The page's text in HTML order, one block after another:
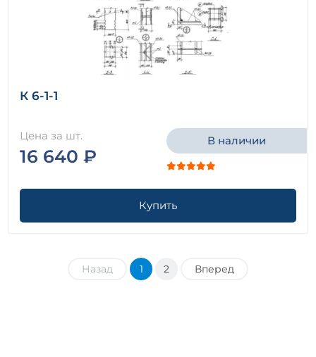
К 6-1-1
Цена за шт.
16 640 ₽
В наличии
Купить
Назад 1 2 Вперед